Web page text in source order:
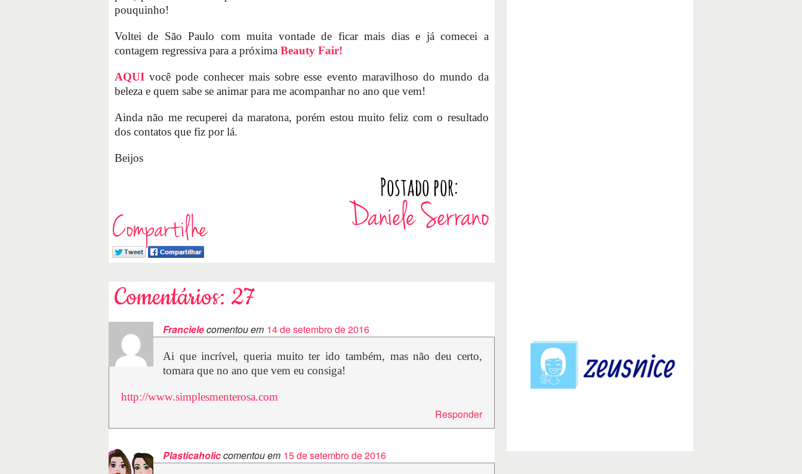
pouquinho!
Voltei de São Paulo com muita vontade de ficar mais dias e já comecei a
contagem regressiva para a próxima Beauty Fair!
AQUI você pode conhecer mais sobre esse evento maravilhoso do mundo da
beleza e quem sabe se animar para me acompanhar no ano que vem!
Ainda não me recuperei da maratona, porém estou muito feliz com o resultado
dos contatos que fiz por lá.
Beijos
Compartilhe
Comentários: 27
Francielecomentou em 14 de setembro de 2016
Ai que incrível, queria muito ter ido também, mas não deu certo,
tomara que no ano que vem eu consiga!
http://www.simplesmenterosa.com
Responder
Plasticaholiccomentou em 15 de setembro de 2016